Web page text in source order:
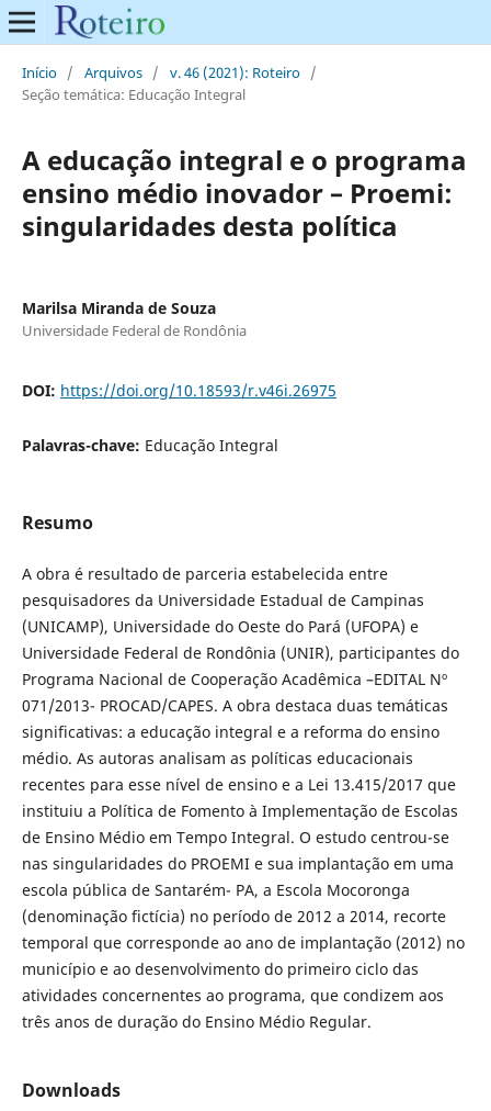
Início / Arquivos / v. 46 (2021): Roteiro /
Seção temática: Educação Integral
A educação integral e o programa
ensino médio inovador – Proemi:
singularidades desta política
Marilsa Miranda de Souza
Universidade Federal de Rondônia
DOI: https://doi.org/10.18593/r.v46i.26975
Palavras-chave: Educação Integral
Resumo
A obra é resultado de parceria estabelecida entre
pesquisadores da Universidade Estadual de Campinas
(UNICAMP), Universidade do Oeste do Pará (UFOPA) e
Universidade Federal de Rondônia (UNIR), participantes do
Programa Nacional de Cooperação Acadêmica –EDITAL Nº
071/2013- PROCAD/CAPES. A obra destaca duas temáticas
significativas: a educação integral e a reforma do ensino
médio. As autoras analisam as políticas educacionais
recentes para esse nível de ensino e a Lei 13.415/2017 que
instituiu a Política de Fomento à Implementação de Escolas
de Ensino Médio em Tempo Integral. O estudo centrou-se
nas singularidades do PROEMI e sua implantação em uma
escola pública de Santarém- PA, a Escola Mocoronga
(denominação fictícia) no período de 2012 a 2014, recorte
temporal que corresponde ao ano de implantação (2012) no
município e ao desenvolvimento do primeiro ciclo das
atividades concernentes ao programa, que condizem aos
três anos de duração do Ensino Médio Regular.
Downloads